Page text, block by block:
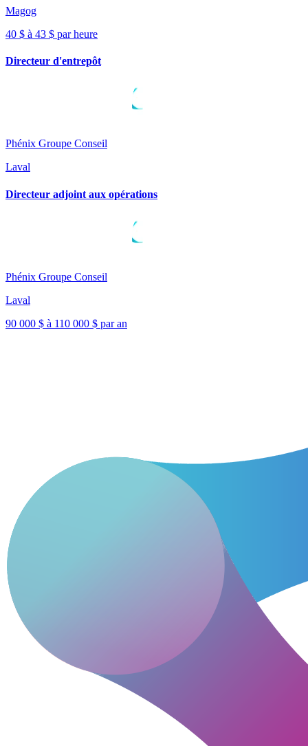
Magog
40 $ à 43 $ par heure
Directeur d'entrepôt
Phénix Groupe Conseil
Laval
Directeur adjoint aux opérations
Phénix Groupe Conseil
Laval
90 000 $ à 110 000 $ par an